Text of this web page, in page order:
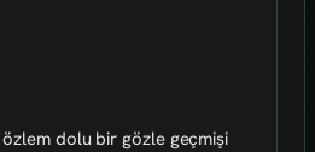
dolu bir gözle geçmişi